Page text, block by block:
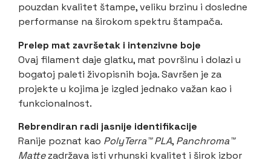
pouzdan kvalitet štampe, veliku brzinu i dosledne
performanse na širokom spektru štampača.
Prelep mat završetak i intenzivne boje
Ovaj filament daje glatku, mat površinu i dolazi u
bogatoj paleti živopisnih boja. Savršen je za
projekte u kojima je izgled jednako važan kao i
funkcionalnost.
Rebrendiran radi jasnije identifikacije
Ranije poznat kao PolyTerra™ PLA, Panchroma™
Mattezadržava isti vrhunski kvalitet i širok izbor